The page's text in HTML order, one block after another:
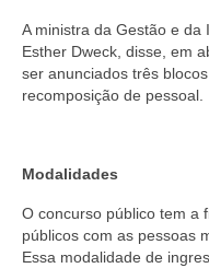
A ministra da Gestão e da
Esther Dweck, disse, em
ser anunciados três
recomposição de pessoal.
Modalidades
O concurso público tem a
públicos com as pessoas
Essa modalidade de